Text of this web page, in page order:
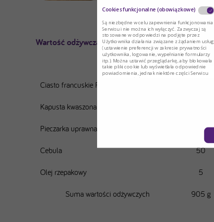
Wartość odżywcza przepisu
Tytuł Waga (g)
Ciasto francuskie PKU
Kapusta kwaszona
Pieczarka uprawna, świeża 100
Cebula 50
Olej rzepakowy 5
Suma wartości odżywczych 905 g
Cookies funkcjonalne (obowiązkowe)
Są niezbędne w celu zapewnienia funkcjonowania
Serwisu i nie można ich wyłączyć. Zazwyczaj są
stosowane w odpowiedzi na podjęte przez
Użytkownika działania związane z żądaniem usług
(ustawienie preferencji w zakresie prywatności
użytkownika, logowanie, wypełnianie formularzy
itp.). Można ustawić przeglądarkę, aby blokowała
takie pliki cookie lub wyświetlała odpowiednie
powiadomienia, jednak niektóre części Serwisu
mogą nie działać.